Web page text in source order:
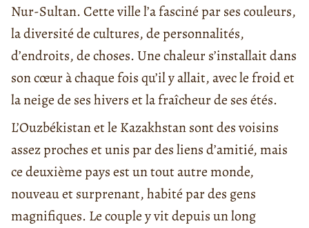
Nur-Sultan. Cette ville l’a fasciné par ses couleurs,
la diversité de cultures, de personnalités,
d’endroits, de choses. Une chaleur s’installait dans
son cœur à chaque fois qu’il y allait, avec le froid et
la neige de ses hivers et la fraîcheur de ses étés.
L’Ouzbékistan et le Kazakhstan sont des voisins
assez proches et unis par des liens d’amitié, mais
ce deuxième pays est un tout autre monde,
nouveau et surprenant, habité par des gens
magnifiques. Le couple y vit depuis un long